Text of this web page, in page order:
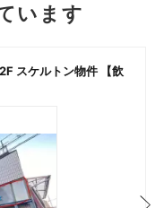
います
スケルトン物件 【飲